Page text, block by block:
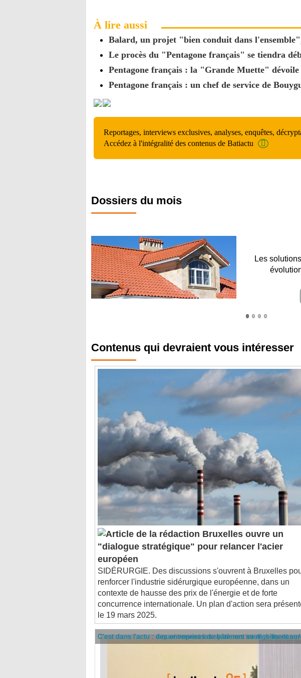
À lire aussi
Balard, un projet "bien conduit dans
Le procès du "Pentagone français" se tiendra
Pentagone français : la "Grande Muette" dévoile
Pentagone français : un chef de service de
Reportages, interviews exclusives, analyses, enquêtes,
Accédez à l'intégralité des contenus de Batiactu
Dossiers du mois
Entre
des
Bruxelles ouvre un
"dialogue stratégique" pour relancer l'acier
européen
SIDÉRURGIE. Des discussions s'ouvrent à Bruxelles pour
renforcer l'industrie sidérurgique européenne, dans un
contexte de hausse des prix de l'énergie et de forte
concurrence internationale. Un plan d'action sera présenté
le 19 mars 2025.
C'est dans l'actu : des entreprises de bâtiment se mobilisent
C'est dans l'actu : à quoi servent les systèmes intelligents dans